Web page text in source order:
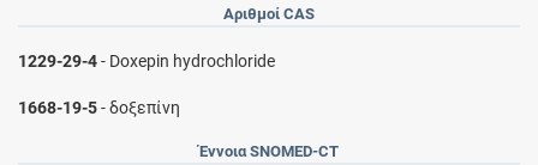
Αριθμοί CAS
1229-29-4- Doxepin hydrochloride
1668-19-5- δοξεπίνη
Έννοια SNOMED-CT